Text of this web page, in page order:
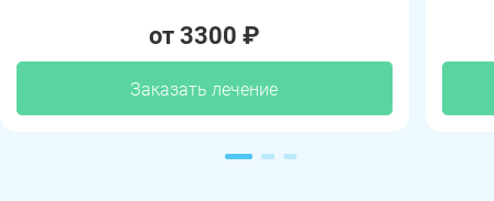
от 3300 ₽
Заказать лечение